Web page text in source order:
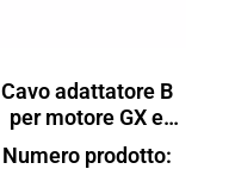
Cavo adattatore B
per motore GX e
display D1
Numero prodotto: